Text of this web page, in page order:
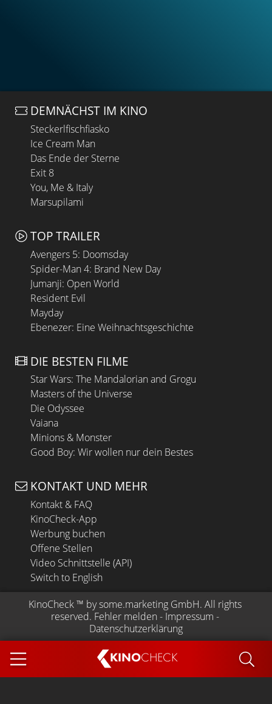
KINOCHECK
DEMNÄCHST IM KINO
Steckerlfischfiasko
Ice Cream Man
Das Ende der Sterne
Exit 8
You, Me & Italy
Marsupilami
TOP TRAILER
Avengers 5: Doomsday
Spider-Man 4: Brand New Day
Jumanji: Open World
Resident Evil
Mayday
Ebenezer: Eine Weihnachtsgeschichte
DIE BESTEN FILME
Star Wars: The Mandalorian and Grogu
Masters of the Universe
Die Odyssee
Vaiana
Minions & Monster
Good Boy: Wir wollen nur dein Bestes
KONTAKT UND MEHR
Kontakt & FAQ
KinoCheck-App
Werbung buchen
Offene Stellen
Video Schnittstelle (API)
Switch to English
KinoCheck ™ by some.marketing GmbH. All rights
reserved. Fehler melden - Impressum -
Datenschutzerklärung